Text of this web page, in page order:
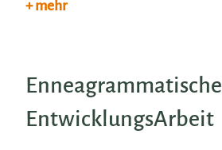
+ mehr
Enneagrammatische
EntwicklungsArbeit